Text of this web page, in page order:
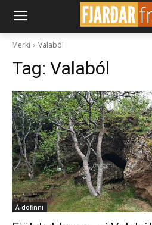
Merki Valaból
Tag: Valaból
Á döfinni